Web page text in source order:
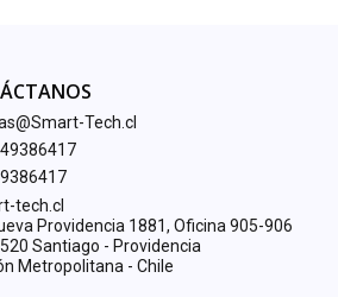
Tech.cl
tech.cl
Providencia 1881, Oficina 905-906
Santiago - Providencia
Metropolitana - Chile